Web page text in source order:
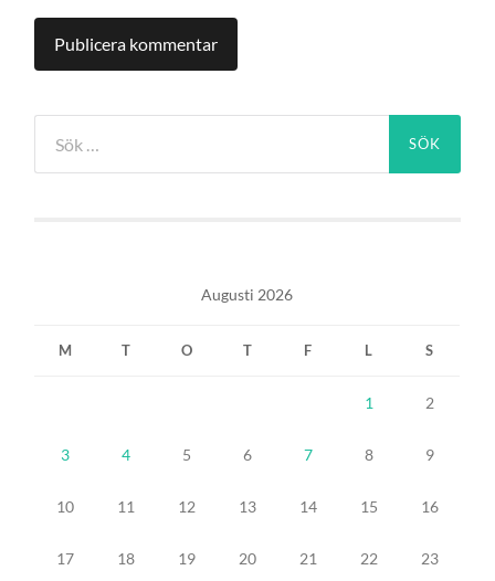
efter:
Augusti 2026
M T O T F L S
1 2
3 4 5 6 7 8 9
10 11 12 13 14 15 16
17 18 19 20 21 22 23